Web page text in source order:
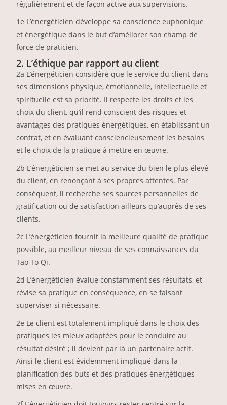
régulièrement et de façon active aux supervisions.
1e L’énergéticien développe sa conscience euphonique
et énergétique dans le but d’améliorer son champ de
force de praticien.
2. L’éthique par rapport au client
2a L’énergéticien considère que le service du client dans
ses dimensions physique, émotionnelle, intellectuelle et
spirituelle est sa priorité. Il respecte les droits et les
choix du client, qu’il rend conscient des risques et
avantages des pratiques énergétiques, en établissant un
contrat, et en évaluant consciencieusement les besoins
et le choix de la pratique à mettre en œuvre.
2b L’énergéticien se met au service du bien le plus élevé
du client, en renonçant à ses propres attentes. Par
conséquent, il recherche ses sources personnelles de
gratification ou de satisfaction ailleurs qu’auprès de ses
clients.
2c L’énergéticien fournit la meilleure qualité de pratique
possible, au meilleur niveau de ses connaissances du
Tao Tö Qi.
2d L’énergéticien évalue constamment ses résultats, et
révise sa pratique en conséquence, en se faisant
superviser si nécessaire.
2e Le client est totalement impliqué dans le choix des
pratiques les mieux adaptées pour le conduire au
résultat désiré ; il devient par là un partenaire actif.
Ainsi le client est évidemment impliqué dans la
planification des buts et des pratiques énergétiques
mises en œuvre.